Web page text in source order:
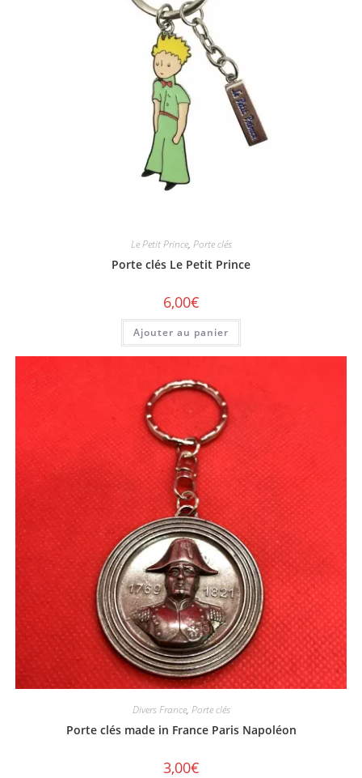
Le Petit Prince, Porte clés
Porte clés Le Petit Prince
6,00€
Ajouter au panier
Divers France, Porte clés
Porte clés made in France Paris Napoléon
3,00€